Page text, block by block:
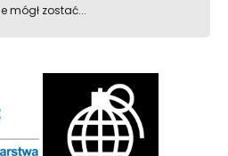
mógł zostać...